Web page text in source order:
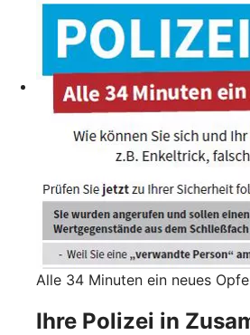
Alle 34 Minuten ein neues
Ihre Polizei in